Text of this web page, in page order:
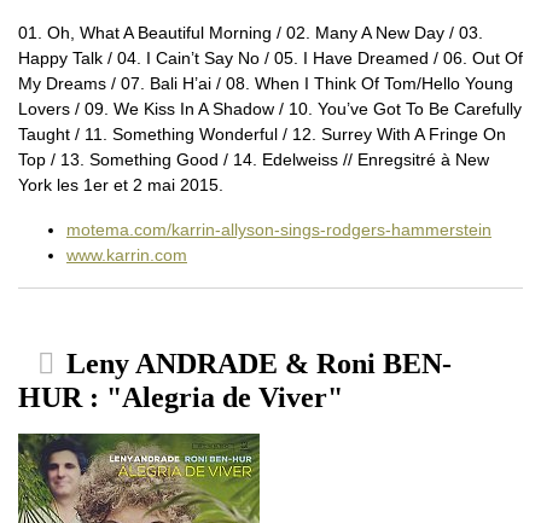
01. Oh, What A Beautiful Morning / 02. Many A New Day / 03.
Happy Talk / 04. I Cain’t Say No / 05. I Have Dreamed / 06. Out Of
My Dreams / 07. Bali H’ai / 08. When I Think Of Tom/Hello Young
Lovers / 09. We Kiss In A Shadow / 10. You’ve Got To Be Carefully
Taught / 11. Something Wonderful / 12. Surrey With A Fringe On
Top / 13. Something Good / 14. Edelweiss // Enregsitré à New
York les 1er et 2 mai 2015.
motema.com/karrin-allyson-sings-rodgers-hammerstein
www.karrin.com
Leny ANDRADE & Roni BEN-
HUR : "Alegria de Viver"